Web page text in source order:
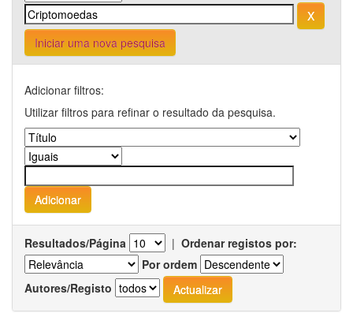
Iniciar uma nova pesquisa
Adicionar filtros:
Utilizar filtros para refinar o resultado da pesquisa.
Resultados/Página | Ordenar registos por:
Por ordem
Autores/Registo